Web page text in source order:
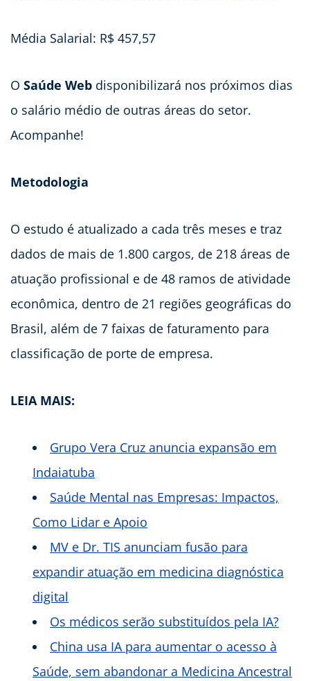
Média Salarial: R$ 457,57
O Saúde Web disponibilizará nos próximos dias
o salário médio de outras áreas do setor.
Acompanhe!
Metodologia
O estudo é atualizado a cada três meses e traz
dados de mais de 1.800 cargos, de 218 áreas de
atuação profissional e de 48 ramos de atividade
econômica, dentro de 21 regiões geográficas do
Brasil, além de 7 faixas de faturamento para
classificação de porte de empresa.
LEIA MAIS:
Grupo Vera Cruz anuncia expansão em
Indaiatuba
Saúde Mental nas Empresas: Impactos,
Como Lidar e Apoio
MV e Dr. TIS anunciam fusão para
expandir atuação em medicina diagnóstica
digital
Os médicos serão substituídos pela IA?
China usa IA para aumentar o acesso à
Saúde, sem abandonar a Medicina Ancestral